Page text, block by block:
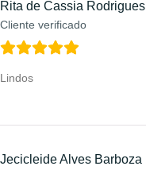
Rita de Cassia Rodrigues
Cliente verificado
Lindos
Jecicleide Alves Barboza